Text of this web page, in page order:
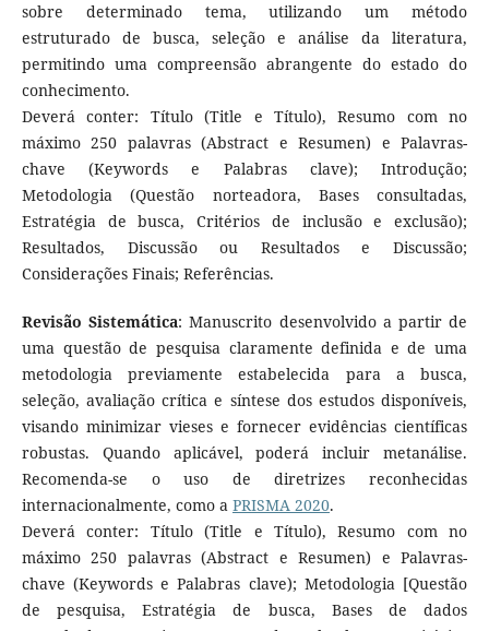
sobre determinado tema, utilizando um método
estruturado de busca, seleção e análise da literatura,
permitindo uma compreensão abrangente do estado do
conhecimento.
Deverá conter: Título (Title e Título), Resumo com no
máximo 250 palavras (Abstract e Resumen) e Palavras-
chave (Keywords e Palabras clave); Introdução;
Metodologia (Questão norteadora, Bases consultadas,
Estratégia de busca, Critérios de inclusão e exclusão);
Resultados, Discussão ou Resultados e Discussão;
Considerações Finais; Referências.
Revisão Sistemática: Manuscrito desenvolvido a partir de
uma questão de pesquisa claramente definida e de uma
metodologia previamente estabelecida para a busca,
seleção, avaliação crítica e síntese dos estudos disponíveis,
visando minimizar vieses e fornecer evidências científicas
robustas. Quando aplicável, poderá incluir metanálise.
Recomenda-se o uso de diretrizes reconhecidas
internacionalmente, como a PRISMA 2020.
Deverá conter: Título (Title e Título), Resumo com no
máximo 250 palavras (Abstract e Resumen) e Palavras-
chave (Keywords e Palabras clave); Metodologia [Questão
de pesquisa, Estratégia de busca, Bases de dados